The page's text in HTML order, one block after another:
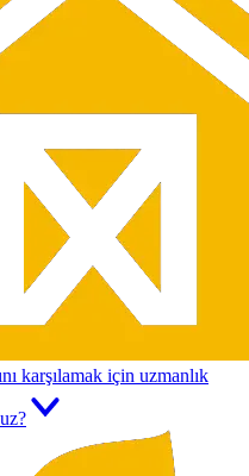
karşılamak için uzmanlık